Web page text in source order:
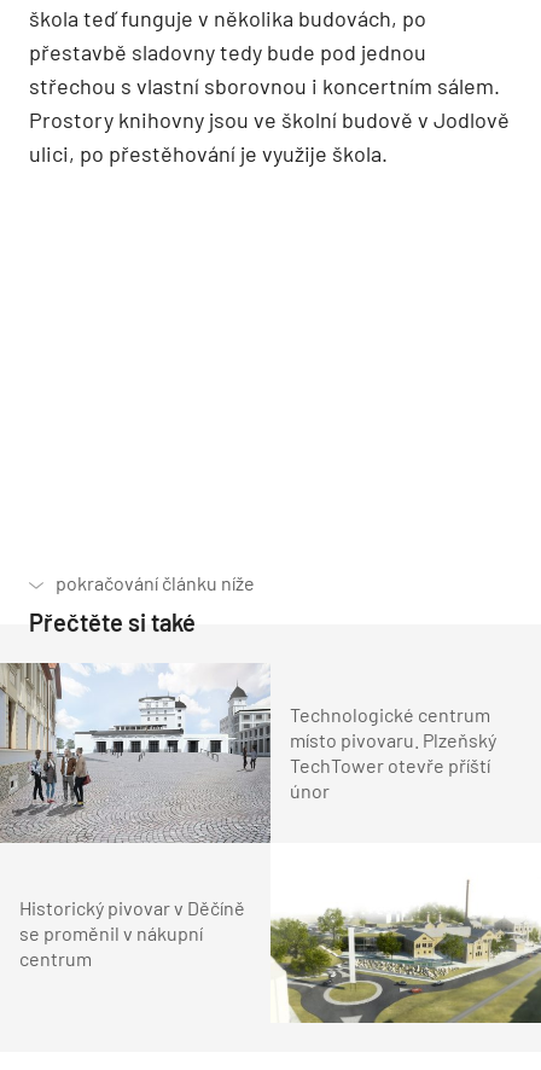
škola teď funguje v několika budovách, po
přestavbě sladovny tedy bude pod jednou
střechou s vlastní sborovnou i koncertním sálem.
Prostory knihovny jsou ve školní budově v Jodlově
ulici, po přestěhování je využije škola.
Přečtěte si také
Technologické centrum
místo pivovaru. Plzeňský
TechTower otevře příští
únor
Historický pivovar v Děčíně
se proměnil v nákupní
centrum